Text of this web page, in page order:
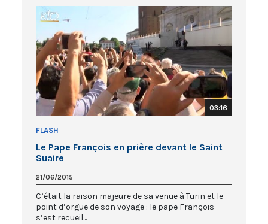
03:16
FLASH
Le Pape François en prière devant le Saint
Suaire
21/06/2015
C’était la raison majeure de sa venue à Turin et le
point d’orgue de son voyage : le pape François
s’est recueil...